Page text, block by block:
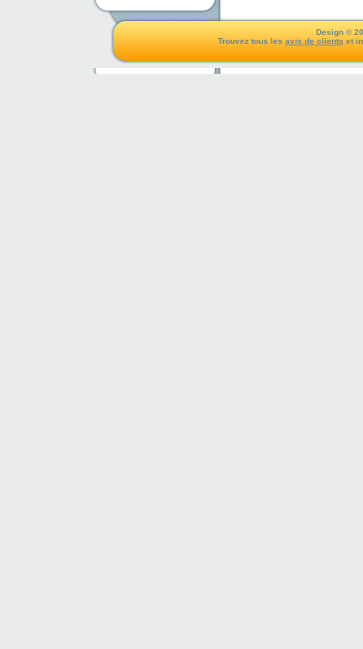
Design ©
Trouvez tous les avis de clients et